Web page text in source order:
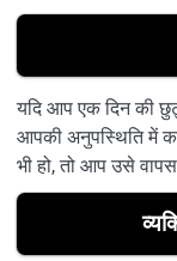
यदि आप एक दिन की
आपकी अनुपस्थिति में
भी हो, तो आप उसे